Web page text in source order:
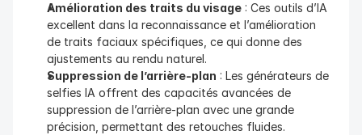
Amélioration des traits du visage : Ces outils d’IA
excellent dans la reconnaissance et l’amélioration
de traits faciaux spécifiques, ce qui donne des
ajustements au rendu naturel.
Suppression de l’arrière-plan : Les générateurs de
selfies IA offrent des capacités avancées de
suppression de l’arrière-plan avec une grande
précision, permettant des retouches fluides.